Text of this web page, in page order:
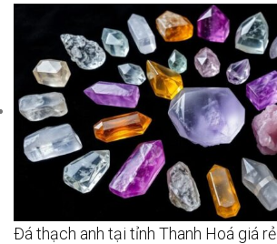
Đá thạch anh tại tỉnh Thanh Hoá giá rẻ